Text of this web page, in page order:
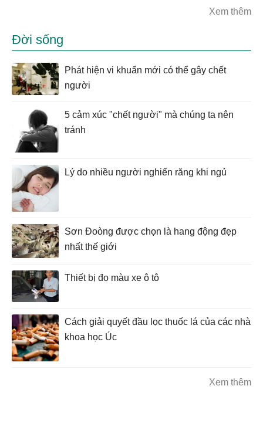
Xem thêm
Đời sống
Phát hiện vi khuẩn mới có thể gây chết
người
5 cảm xúc "chết người" mà chúng ta nên
tránh
Lý do nhiều người nghiến răng khi ngủ
Sơn Đoòng được chọn là hang động đẹp
nhất thế giới
Thiết bị đo màu xe ô tô
Cách giải quyết đầu lọc thuốc lá của các nhà
khoa học Úc
Xem thêm